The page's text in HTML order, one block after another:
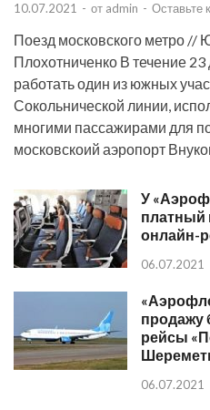
10.07.2021 - от admin - Оставьте
Поезд московского метро //
Плохотниченко В течение 23
работать один из южных
Сокольнической линии,
многими пассажирами для
московскоий аэропорт
У
платный
онлайн-
06.07.2021
продажу
рейсы
06.07.2021